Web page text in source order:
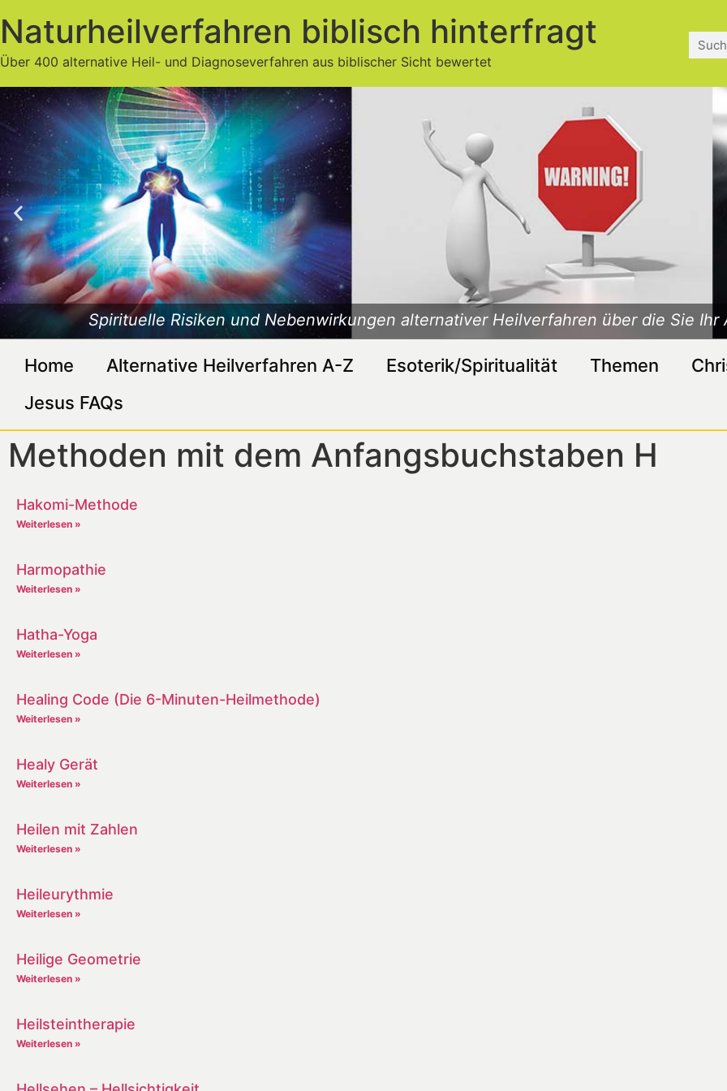
Naturheilverfahren biblisch hinterfragt
Über 400 alternative Heil- und Diagnoseverfahren aus biblischer Sicht bewertet
Spirituelle Risiken und Nebenwirkungen alternativer Heilverfahren über die Sie
Home Alternative Heilverfahren A-Z Esoterik/Spiritualität Themen
Jesus FAQs
Methoden mit dem Anfangsbuchstaben H
Hakomi-Methode
Weiterlesen »
Harmopathie
Weiterlesen »
Hatha-Yoga
Weiterlesen »
Healing Code (Die 6-Minuten-Heilmethode)
Weiterlesen »
Healy Gerät
Weiterlesen »
Heilen mit Zahlen
Weiterlesen »
Heileurythmie
Weiterlesen »
Heilige Geometrie
Weiterlesen »
Heilsteintherapie
Weiterlesen »